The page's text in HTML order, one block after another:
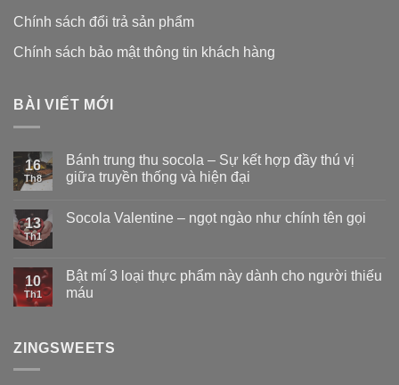
Chính sách đổi trả sản phẩm
Chính sách bảo mật thông tin khách hàng
BÀI VIẾT MỚI
16
Th8
Bánh trung thu socola – Sự kết hợp đầy thú vị
giữa truyền thống và hiện đại
13
Th1
Socola Valentine – ngọt ngào như chính tên gọi
10
Th1
Bật mí 3 loại thực phẩm này dành cho người thiếu
máu
ZINGSWEETS